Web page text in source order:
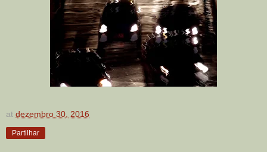
at dezembro 30, 2016
Partilhar